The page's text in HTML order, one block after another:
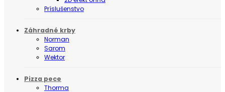
Príslušenstvo
Záhradné krby
Norman
Sarom
Wektor
Pizza pece
Thorma